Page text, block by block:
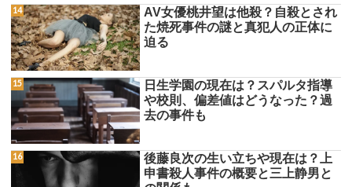
AV女優桃井望は他殺？自殺とされ
た焼死事件の謎と真犯人の正体に
迫る
日生学園の現在は？スパルタ指導
や校則、偏差値はどうなった？過
去の事件も
後藤良次の生い立ちや現在は？上
申書殺人事件の概要と三上静男と